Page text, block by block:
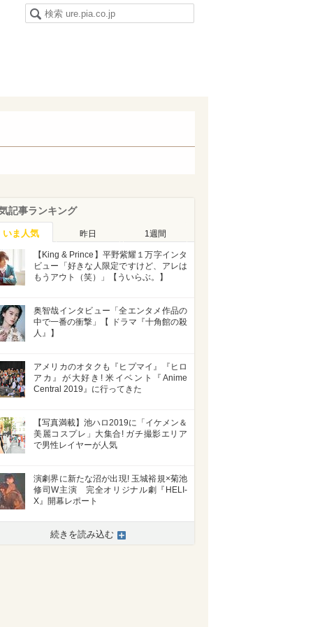
記事ランキング
いま人気 昨日 1週間
【King & Prince】平野紫耀１万字インタ
ビュー「好きな人限定ですけど、アレは
もうアウト（笑）」【ういらぶ。】
奥智哉インタビュー「全エンタメ作品の
中で一番の衝撃」【 ドラマ『十角館の殺
人』】
アメリカのオタクも『ヒプマイ』『ヒロ
アカ』が大好き! 米イベント『Anime
Central 2019』に行ってきた
【写真満載】池ハロ2019に「イケメン＆
美麗コスプレ」大集合! ガチ撮影エリア
で男性レイヤーが人気
演劇界に新たな沼が出現! 玉城裕規×菊池
修司W主演 完全オリジナル劇『HELI-
X』開幕レポート
続きを読み込む